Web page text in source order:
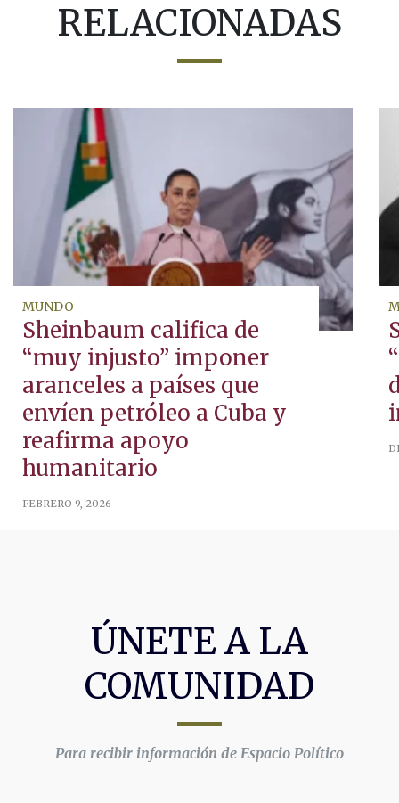
RELACIONADAS
MUNDO
Sheinbaum califica de
“muy injusto” imponer
aranceles a países que
envíen petróleo a Cuba y
reafirma apoyo
humanitario
FEBRERO 9, 2026
ÚNETE A LA
COMUNIDAD
Para recibir información de Espacio Político